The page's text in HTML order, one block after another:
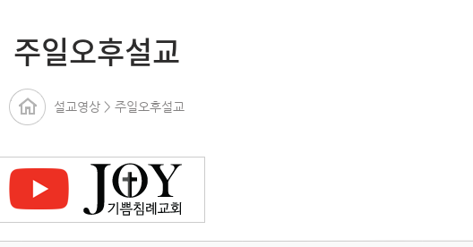
주일오후설교
설교영상 > 주일오후설교